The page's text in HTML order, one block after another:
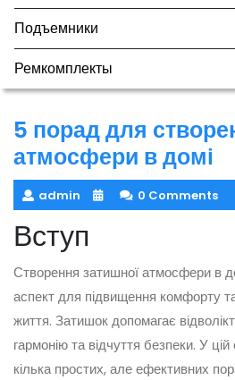
Подъемники
Ремкомплекты
5 порад для
атмосфери в домі
admin 0 Comments
Вступ
Створення затишної атмосфери в
аспект для підвищення комфорту
життя. Затишок допомагає
гармонію та відчуття безпеки. У
кілька простих, але ефективних